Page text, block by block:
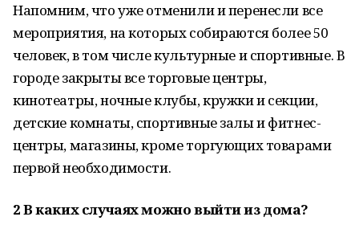
Напомним, что уже отменили и перенесли все
мероприятия, на которых собираются более 50
человек, в том числе культурные и спортивные. В
городе закрыты все торговые центры,
кинотеатры, ночные клубы, кружки и секции,
детские комнаты, спортивные залы и фитнес-
центры, магазины, кроме торгующих товарами
первой необходимости.
2В каких случаях можно выйти из дома?